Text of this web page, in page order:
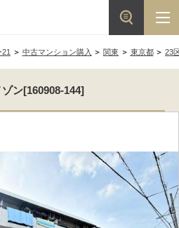
中古マンション購入 関東 東京都 23
ン[160908-144]